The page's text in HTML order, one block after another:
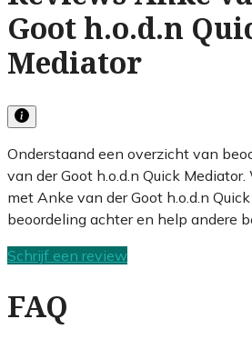
Goot h.o.d.n
Mediator
Onderstaand een overzicht van
van der Goot h.o.d.n Quick
met Anke van der Goot h.o.d.n
beoordeling achter en help andere
Schrijf een review
FAQ